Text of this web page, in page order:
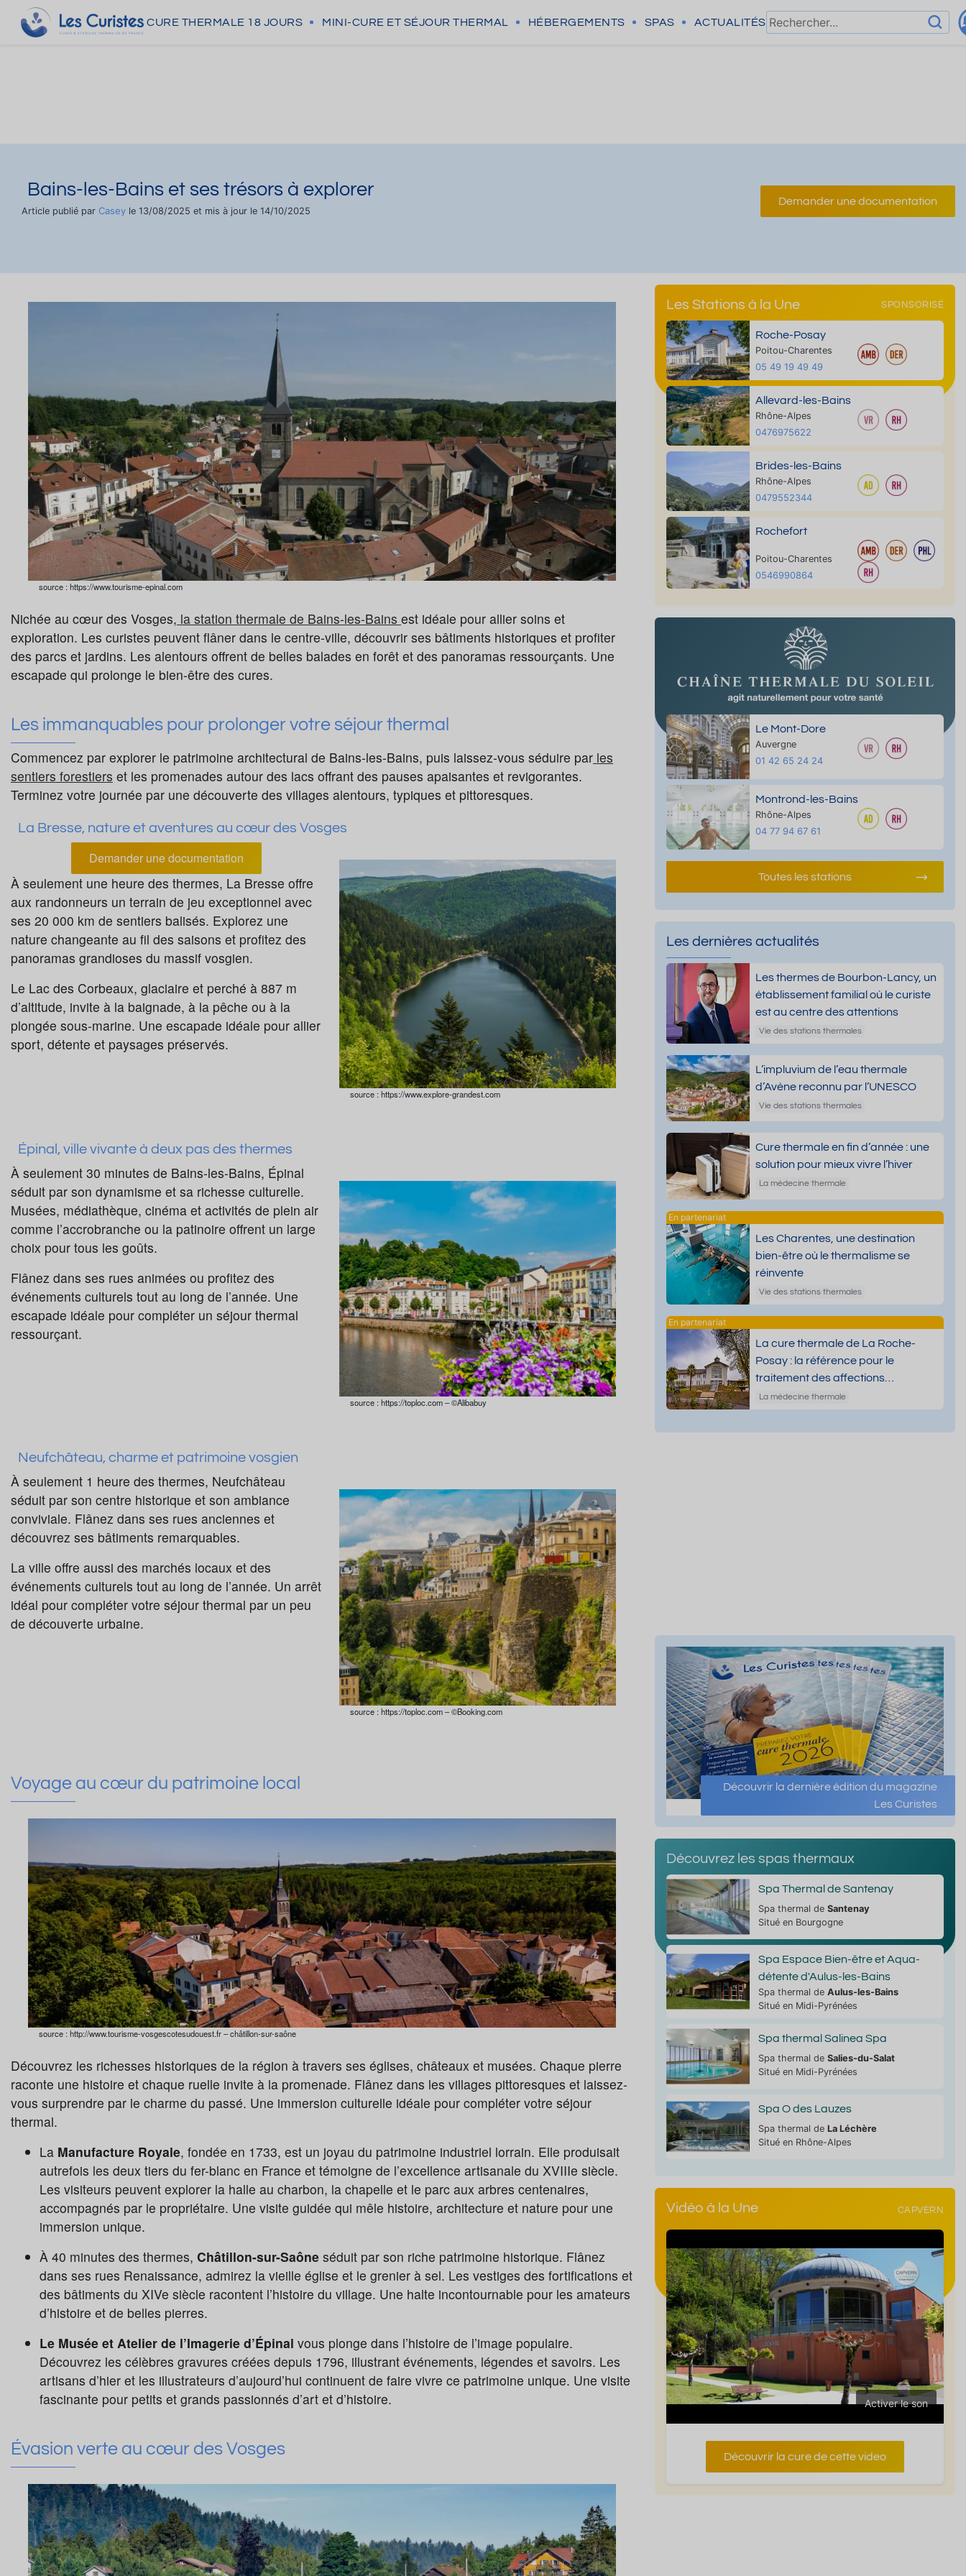
CURE THERMALE 18 JOURS MINI-CURE ET SÉJOUR THERMAL HÉBERGEMENTS SPAS ACTUALITÉS
Bains-les-Bains et ses trésors à explorer
Article publié par Casey le 13/08/2025 et mis à jour le 14/10/2025
Demander une documentation
source : https://www.tourisme-epinal.com
Nichée au cœur des Vosges, la station thermale de Bains-les-Bains est idéale pour allier soins et
exploration. Les curistes peuvent flâner dans le centre-ville, découvrir ses bâtiments historiques et profiter
des parcs et jardins. Les alentours offrent de belles balades en forêt et des panoramas ressourçants. Une
escapade qui prolonge le bien-être des cures.
Les immanquables pour prolonger votre séjour thermal
Commencez par explorer le patrimoine architectural de Bains-les-Bains, puis laissez-vous séduire par les
sentiers forestiers et les promenades autour des lacs offrant des pauses apaisantes et revigorantes.
Terminez votre journée par une découverte des villages alentours, typiques et pittoresques.
La Bresse, nature et aventures au cœur des Vosges
Demander une documentation
À seulement une heure des thermes, La Bresse offre
aux randonneurs un terrain de jeu exceptionnel avec
ses 20 000 km de sentiers balisés. Explorez une
nature changeante au fil des saisons et profitez des
panoramas grandioses du massif vosgien.
Le Lac des Corbeaux, glaciaire et perché à 887 m
d’altitude, invite à la baignade, à la pêche ou à la
plongée sous-marine. Une escapade idéale pour allier
sport, détente et paysages préservés.
source : https://www.explore-grandest.com
Épinal, ville vivante à deux pas des thermes
À seulement 30 minutes de Bains-les-Bains, Épinal
séduit par son dynamisme et sa richesse culturelle.
Musées, médiathèque, cinéma et activités de plein air
comme l’accrobranche ou la patinoire offrent un large
choix pour tous les goûts.
Flânez dans ses rues animées ou profitez des
événements culturels tout au long de l’année. Une
escapade idéale pour compléter un séjour thermal
ressourçant.
source : https://toploc.com – ©Alibabuy
Neufchâteau, charme et patrimoine vosgien
À seulement 1 heure des thermes, Neufchâteau
séduit par son centre historique et son ambiance
conviviale. Flânez dans ses rues anciennes et
découvrez ses bâtiments remarquables.
La ville offre aussi des marchés locaux et des
événements culturels tout au long de l’année. Un arrêt
idéal pour compléter votre séjour thermal par un peu
de découverte urbaine.
source : https://toploc.com – ©Booking.com
Voyage au cœur du patrimoine local
source : http://www.tourisme-vosgescotesudouest.fr – châtillon-sur-saône
Découvrez les richesses historiques de la région à travers ses églises, châteaux et musées. Chaque pierre
raconte une histoire et chaque ruelle invite à la promenade. Flânez dans les villages pittoresques et laissez-
vous surprendre par le charme du passé. Une immersion culturelle idéale pour compléter votre séjour
thermal.
La Manufacture Royale, fondée en 1733, est un joyau du patrimoine industriel lorrain. Elle produisait
autrefois les deux tiers du fer-blanc en France et témoigne de l’excellence artisanale du XVIIIe siècle.
Les visiteurs peuvent explorer la halle au charbon, la chapelle et le parc aux arbres centenaires,
accompagnés par le propriétaire. Une visite guidée qui mêle histoire, architecture et nature pour une
immersion unique.
À 40 minutes des thermes, Châtillon-sur-Saône séduit par son riche patrimoine historique. Flânez
dans ses rues Renaissance, admirez la vieille église et le grenier à sel. Les vestiges des fortifications et
des bâtiments du XIVe siècle racontent l’histoire du village. Une halte incontournable pour les amateurs
d’histoire et de belles pierres.
Le Musée et Atelier de l’Imagerie d’Épinal vous plonge dans l’histoire de l’image populaire.
Découvrez les célèbres gravures créées depuis 1796, illustrant événements, légendes et savoirs. Les
artisans d’hier et les illustrateurs d’aujourd’hui continuent de faire vivre ce patrimoine unique. Une visite
fascinante pour petits et grands passionnés d’art et d’histoire.
Évasion verte au cœur des Vosges
Les Stations à la Une SPONSORISÉ
Roche-Posay
Poitou-Charentes
05 49 19 49 49
Allevard-les-Bains
Rhône-Alpes
0476975622
Brides-les-Bains
Rhône-Alpes
0479552344
Rochefort
Poitou-Charentes
0546990864
Le Mont-Dore
Auvergne
01 42 65 24 24
Montrond-les-Bains
Rhône-Alpes
04 77 94 67 61
Toutes les stations
Les dernières actualités
Les thermes de Bourbon-Lancy, un
établissement familial où le curiste
est au centre des attentions
Vie des stations thermales
L’impluvium de l’eau thermale
d’Avène reconnu par l’UNESCO
Vie des stations thermales
Cure thermale en fin d’année : une
solution pour mieux vivre l’hiver
La médecine thermale
Les Charentes, une destination
bien-être où le thermalisme se
réinvente
Vie des stations thermales
La cure thermale de La Roche-
Posay : la référence pour le
traitement des affections
dermatologiques
La médecine thermale
Découvrir la dernière édition du magazine
Les Curistes
Découvrez les spas thermaux
Spa Thermal de Santenay
Spa thermal de Santenay
Situé en Bourgogne
Spa Espace Bien-être et Aqua-
détente d'Aulus-les-Bains
Spa thermal de Aulus-les-Bains
Situé en Midi-Pyrénées
Spa thermal Salinea Spa
Spa thermal de Salies-du-Salat
Situé en Midi-Pyrénées
Spa O des Lauzes
Spa thermal de La Léchère
Situé en Rhône-Alpes
Vidéo à la Une CAPVERN
Activer le son
Découvrir la cure de cette video